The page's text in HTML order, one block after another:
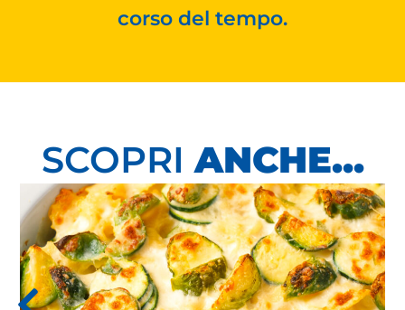
corso del tempo.
SCOPRIANCHE...